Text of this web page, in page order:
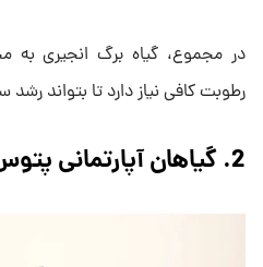
در مجموع، گیاه برگ انجیری
رطوبت کافی نیاز دارد تا بتواند
2. گیاهان آپارتمانی پتوس